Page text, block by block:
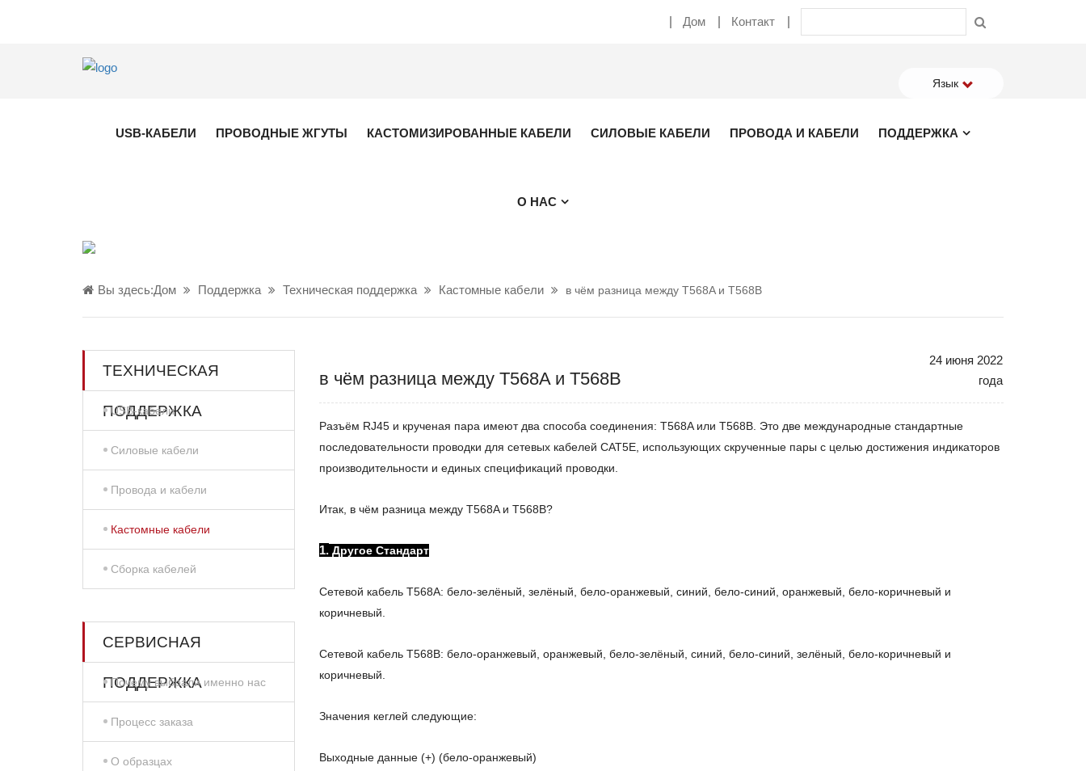
Дом Контакт
Язык
USB-КАБЕЛИ ПРОВОДНЫЕ ЖГУТЫ КАСТОМИЗИРОВАННЫЕ КАБЕЛИ СИЛОВЫЕ КАБЕЛИ ПРОВОДА И КАБЕЛИ ПОДДЕРЖКА
О НАС
Вы здесь:Дом Поддержка Техническая поддержка Кастомные кабели в чём разница между T568A и T568B
ТЕХНИЧЕСКАЯ
ПОДДЕРЖКА
USB-кабели
Силовые кабели
Провода и кабели
Кастомные кабели
Сборка кабелей
СЕРВИСНАЯ
ПОДДЕРЖКА
Почему выбрали именно нас
Процесс заказа
О образцах
в чём разница между T568A и T568B
24 июня 2022
года
Разъём RJ45 и крученая пара имеют два способа соединения: T568A или T568B. Это две международные стандартные
последовательности проводки для сетевых кабелей CAT5E, использующих скрученные пары с целью достижения индикаторов
производительности и единых спецификаций проводки.
Итак, в чём разница между T568A и T568B?
1. Другое Стандарт
Сетевой кабель T568A: бело-зелёный, зелёный, бело-оранжевый, синий, бело-синий, оранжевый, бело-коричневый и
коричневый.
Сетевой кабель T568B: бело-оранжевый, оранжевый, бело-зелёный, синий, бело-синий, зелёный, бело-коричневый и
коричневый.
Значения кеглей следующие:
Выходные данные (+) (бело-оранжевый)